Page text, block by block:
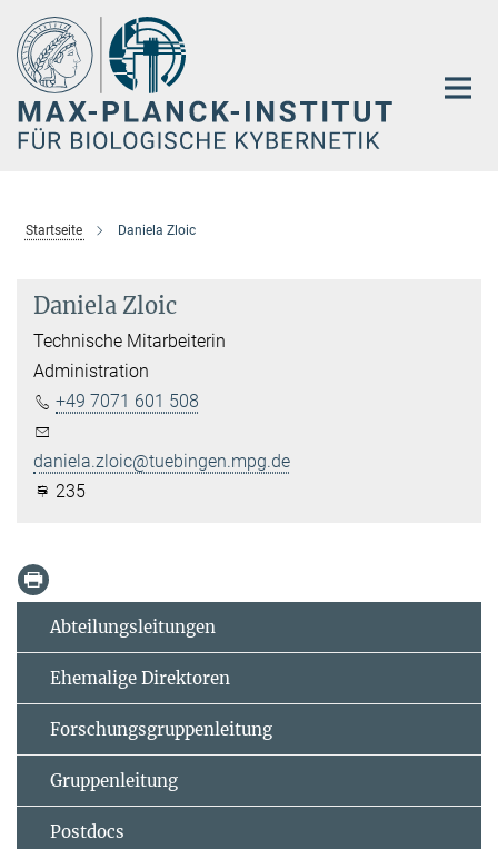
Hauptinhalt
Startseite Daniela Zloic
Daniela Zloic
Technische Mitarbeiterin
Administration
+49 7071 601 508
daniela.zloic@tuebingen.mpg.de
235
Abteilungsleitungen
Ehemalige Direktoren
Forschungsgruppenleitung
Gruppenleitung
Postdocs